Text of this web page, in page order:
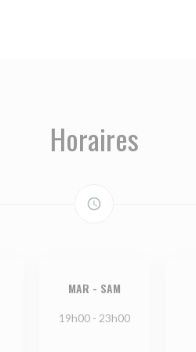
Horaires
access_time
MAR - SAM
19h00 - 23h00